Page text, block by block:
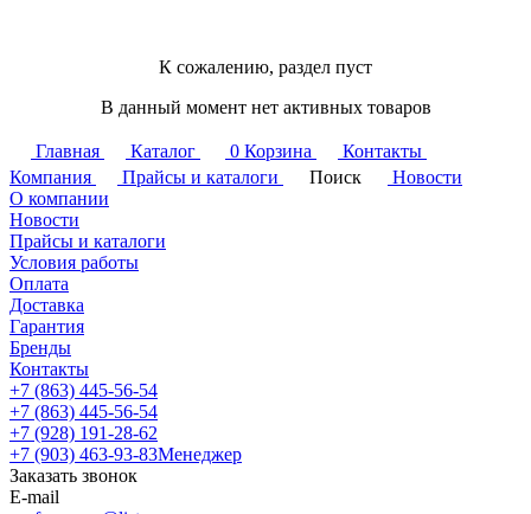
К сожалению, раздел пуст
В данный момент нет активных товаров
Главная Каталог 0 Корзина
Контакты
Компания
Прайсы и каталоги Поиск
Новости
О компании
Новости
Прайсы и каталоги
Условия работы
Оплата
Доставка
Гарантия
Бренды
Контакты
+7 (863) 445-56-54
+7 (863) 445-56-54
+7 (928) 191-28-62
+7 (903) 463-93-83Менеджер
Заказать звонок
E-mail